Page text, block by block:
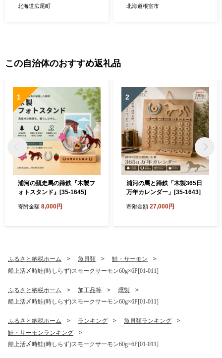
締め 活〆 活じめ 新鮮
北海道広尾町 北海道根室市
この自治体のおすすめ返礼品
1
浦河の競走馬の蹄鉄『木製フ
ォトスタンド』[35-1645]
寄附金額 8,000円
2
浦河の馬と蹄鉄「木製365日
万年カレンダー」[35-1643]
寄附金額 27,000円
ふるさと納税ホーム 魚貝類
鮭・サーモン
船上活〆時鮭(時しらず)スモークサーモン60g×6P[01-011]
ふるさと納税ホーム 加工品等
燻製
船上活〆時鮭(時しらず)スモークサーモン60g×6P[01-011]
ふるさと納税ホーム ランキング
魚貝類ランキング
鮭・サーモンランキング
船上活〆時鮭(時しらず)スモークサーモン60g×6P[01-011]